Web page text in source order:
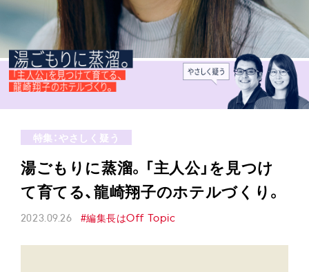
特集：やさしく疑う
湯ごもりに蒸溜。「主人公」を見つけ
て育てる、龍崎翔子のホテルづくり。
2023.09.26 #編集長はOff Topic